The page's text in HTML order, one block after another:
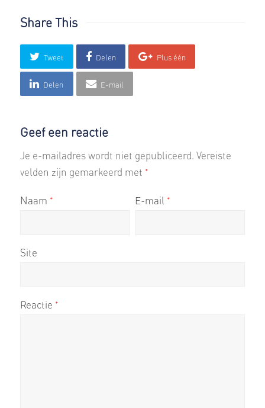
Share This
Tweet Delen Plus één
Delen E-mail
Geef een reactie
Je e-mailadres wordt niet gepubliceerd. Vereiste
velden zijn gemarkeerd met *
Naam * E-mail *
Site
Reactie *